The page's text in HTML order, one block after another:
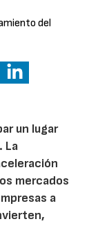
del
un lugar
La
mercados
a